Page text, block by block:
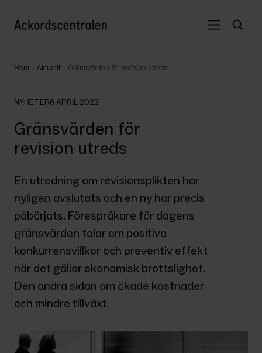
Hem Aktuellt Gränsvärden för revision utreds
NYHETER6 APRIL 2022
Gränsvärden för
revision utreds
En utredning om revisionsplikten har
nyligen avslutats och en ny har precis
påbörjats. Förespråkare för dagens
gränsvärden talar om positiva
konkurrensvillkor och preventiv effekt
när det gäller ekonomisk brottslighet.
Den andra sidan om ökade kostnader
och mindre tillväxt.